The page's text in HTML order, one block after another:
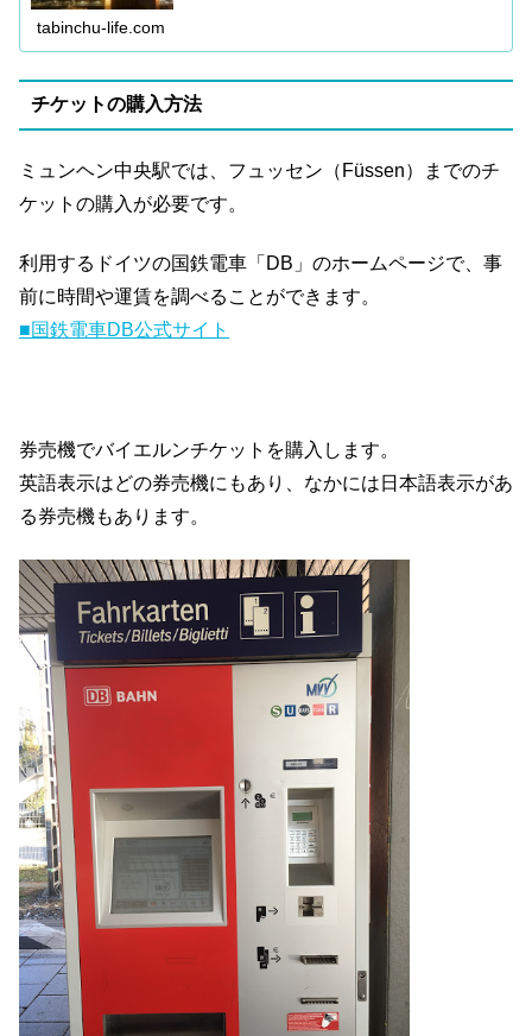
tabinchu-life.com
チケットの購入方法
ミュンヘン中央駅では、フュッセン（Füssen）までのチ
ケットの購入が必要です。
利用するドイツの国鉄電車「DB」のホームページで、事
前に時間や運賃を調べることができます。
■国鉄電車DB公式サイト
券売機でバイエルンチケットを購入します。
英語表示はどの券売機にもあり、なかには日本語表示があ
る券売機もあります。